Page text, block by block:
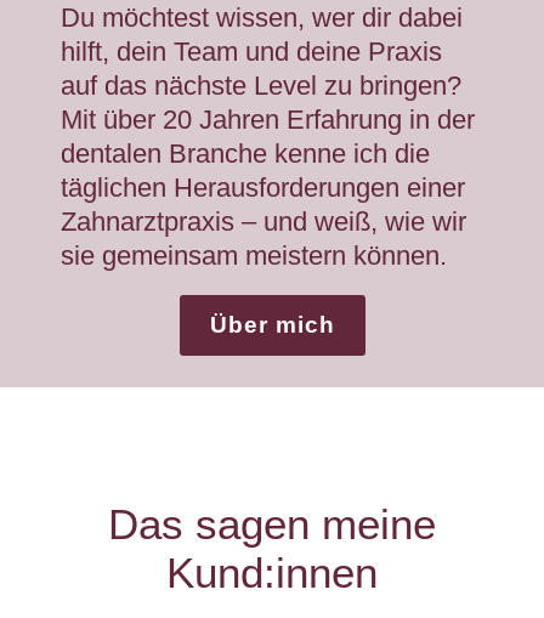
Du möchtest wissen, wer dir dabei
hilft, dein Team und deine Praxis
auf das nächste Level zu bringen?
Mit über 20 Jahren Erfahrung in der
dentalen Branche kenne ich die
täglichen Herausforderungen einer
Zahnarztpraxis – und weiß, wie wir
sie gemeinsam meistern können.
Über mich
Das sagen meine
Kund:innen